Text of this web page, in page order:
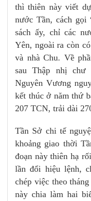
thì thiên này viết
nước Tần, cách gọi
sách ấy, chỉ các
Yên, ngoài ra còn
và nhà Chu. Về
sau Thập nhị chư
Nguyên Vương
kết thúc ở năm thứ
207 TCN, trải dài
Tần Sở chi tế
khoảng giao thời
đoạn này thiên hạ
lần đổi hiệu lệnh,
chép việc theo
này chia làm hai